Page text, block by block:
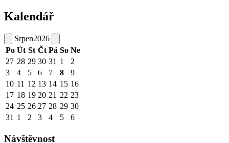
Kalendář
Srpen2026
Po Út St Čt Pá So Ne
27 28 29 30 31 1
2
3
4 5 6 7 8
9
10 11 12 13 14 15 16
17 18 19 20 21 22 23
24 25 26 27 28 29 30
31 1 2 3 4 5 6
Návštěvnost